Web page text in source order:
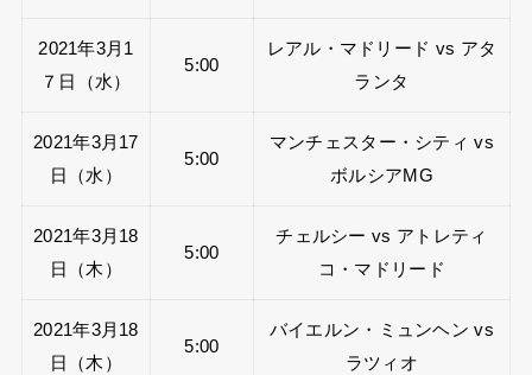
2021年3月1
７日（水）
5:00
レアル・マドリード vs アタ
ランタ
2021年3月17
日（水）
5:00
マンチェスター・シティ vs
ボルシアMG
2021年3月18
日（木）
5:00
チェルシー vs アトレティ
コ・マドリード
2021年3月18
日（木）
5:00
バイエルン・ミュンヘン vs
ラツィオ